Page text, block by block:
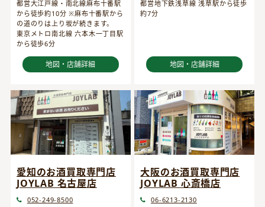
都営大江戸線・南北線麻布十番駅
から徒歩約10分 ※麻布十番駅から
の道のりは上り坂が続きます。
東京メトロ南北線 六本木一丁目駅
から徒歩6分
地図・店舗詳細
都営地下鉄浅草線 浅草駅から徒歩
約7分
地図・店舗詳細
愛知のお酒買取専門店
JOYLAB 名古屋店
052-249-8500
大阪のお酒買取専門店
JOYLAB 心斎橋店
06-6213-2130